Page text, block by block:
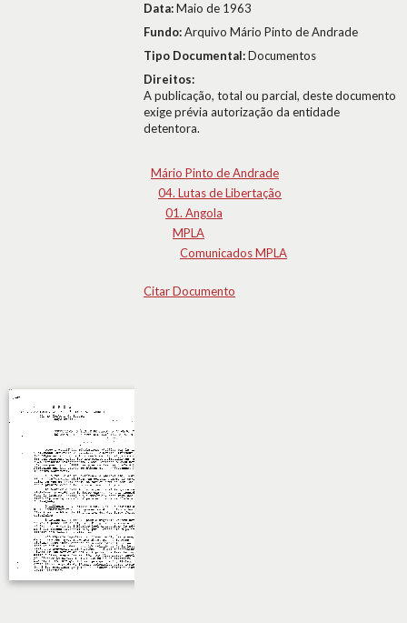
Data:Maio de 1963
Fundo:Arquivo Mário Pinto de Andrade
Tipo Documental:Documentos
Direitos:
A publicação, total ou parcial, deste documento
exige prévia autorização da entidade
detentora.
Mário Pinto de Andrade
04. Lutas de Libertação
01. Angola
MPLA
Comunicados MPLA
Citar Documento